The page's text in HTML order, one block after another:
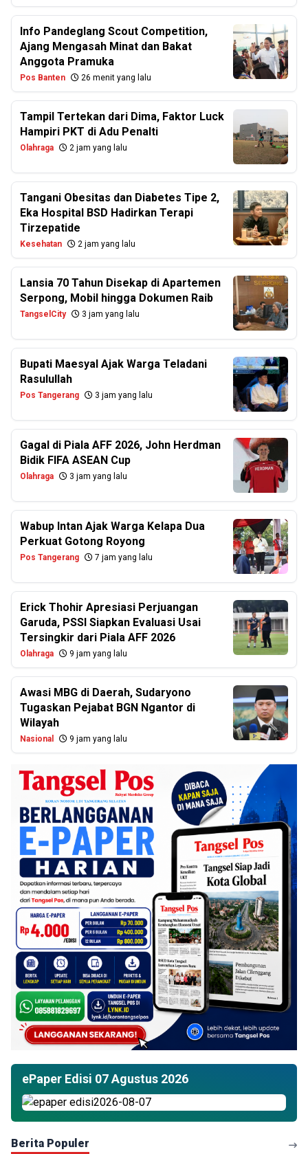
Info Pandeglang Scout Competition,
Ajang Mengasah Minat dan Bakat
Anggota Pramuka
Pos Banten 26 menit yang lalu
Tampil Tertekan dari Dima, Faktor Luck
Hampiri PKT di Adu Penalti
Olahraga 2 jam yang lalu
Tangani Obesitas dan Diabetes Tipe 2,
Eka Hospital BSD Hadirkan Terapi
Tirzepatide
Kesehatan 2 jam yang lalu
Lansia 70 Tahun Disekap di Apartemen
Serpong, Mobil hingga Dokumen Raib
TangselCity 3 jam yang lalu
Bupati Maesyal Ajak Warga Teladani
Rasulullah
Pos Tangerang 3 jam yang lalu
Gagal di Piala AFF 2026, John Herdman
Bidik FIFA ASEAN Cup
Olahraga 3 jam yang lalu
Wabup Intan Ajak Warga Kelapa Dua
Perkuat Gotong Royong
Pos Tangerang 7 jam yang lalu
Erick Thohir Apresiasi Perjuangan
Garuda, PSSI Siapkan Evaluasi Usai
Tersingkir dari Piala AFF 2026
Olahraga 9 jam yang lalu
Awasi MBG di Daerah, Sudaryono
Tugaskan Pejabat BGN Ngantor di
Wilayah
Nasional 9 jam yang lalu
ePaper Edisi 07 Agustus 2026
Berita Populer